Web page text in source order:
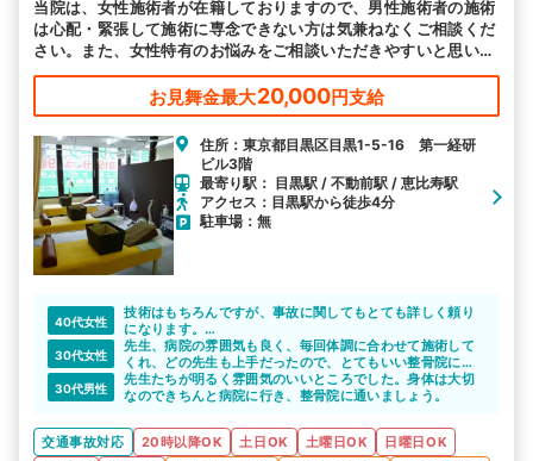
当院は、女性施術者が在籍しておりますので、男性施術者の施術
は心配・緊張して施術に専念できない方は気兼ねなくご相談くだ
さい。また、女性特有のお悩みをご相談いただきやすいと思いま
す。
お見舞金最大20,000円支給
住所：東京都目黒区目黒1-5-16 第一経研
ビル3階
最寄り駅： 目黒駅 / 不動前駅 / 恵比寿駅
アクセス：目黒駅から徒歩4分
駐車場：無
40代女性
技術はもちろんですが、事故に関してもとても詳しく頼り
になります。
予約もLINEからできて通いやすいです。
30代女性
先生、病院の雰囲気も良く、毎回体調に合わせて施術して
くれ、どの先生も上手だったので、とてもいい整骨院に出
会えてよかったです！
30代男性
先生たちが明るく雰囲気のいいところでした。身体は大切
なのできちんと病院に行き、整骨院に通いましょう。
交通事故対応 20時以降OK 土日OK 土曜日OK
日曜日OK